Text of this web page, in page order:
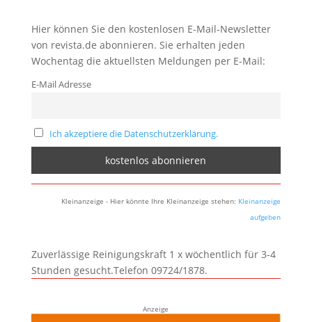
Hier können Sie den kostenlosen E-Mail-Newsletter
von revista.de abonnieren. Sie erhalten jeden
Wochentag die aktuellsten Meldungen per E-Mail:
E-Mail Adresse
Ich akzeptiere die Datenschutzerklärung.
Kleinanzeige - Hier könnte Ihre Kleinanzeige stehen: Kleinanzeige
aufgeben
Zuverlässige Reinigungskraft 1 x wöchentlich für 3-4
Stunden gesucht.Telefon 09724/1878.
Anzeige